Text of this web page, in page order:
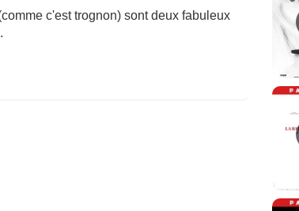
c'est trognon) sont deux fabuleux